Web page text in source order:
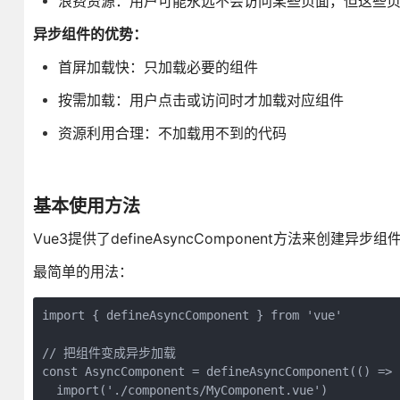
异步组件的优势：
首屏加载快：只加载必要的组件
按需加载：用户点击或访问时才加载对应组件
资源利用合理：不加载用不到的代码
基本使用方法
Vue3提供了defineAsyncComponent方法来创建异步组件
最简单的用法：
import { defineAsyncComponent } from 'vue'
// 把组件变成异步加载
const AsyncComponent = defineAsyncComponent(() =>
  import('./components/MyComponent.vue')